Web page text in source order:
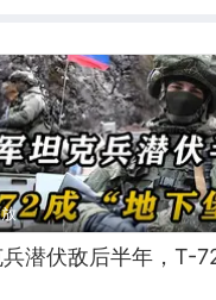
潜伏敌后半年，T-